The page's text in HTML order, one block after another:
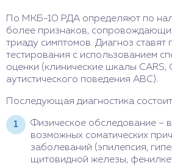
По МКБ-10 РДА определяют по
более признаков,
триаду симптомов. Диагноз ставят
тестирования с использованием
оценки (клинические шкалы CARS,
аутистического поведения ABC).
Последующая диагностика
Физическое обследование –
возможных соматических
заболеваний (эпилепсия,
щитовидной железы,